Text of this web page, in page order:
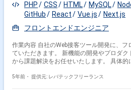
PHP
CSS HTML MySQL
GitHub
React Vue.js
Next.js
フロントエンドエンジニア
作業内容 自社のWeb接客ツール開発に、
ていただきます。 新機能の開発やプロダ
から課題解決をお任せいたします。 具体的
ジネス側とのすり合わせを元にしたUI/UX
5年前・ 提供元: レバテックフリーランス